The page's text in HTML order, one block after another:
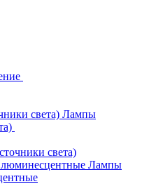
Лампы
света)
Лампы